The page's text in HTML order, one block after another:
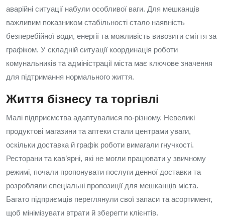
аварійні ситуації набули особливої ваги. Для мешканців
важливим показником стабільності стало наявність
безперебійної води, енергії та можливість вивозити сміття за
графіком. У складній ситуації координація роботи
комунальників та адміністрації міста має ключове значення
для підтримання нормального життя.
Життя бізнесу та торгівлі
Малі підприємства адаптувалися по‑різному. Невеликі
продуктові магазини та аптеки стали центрами уваги,
оскільки доставка й графік роботи вимагали гнучкості.
Ресторани та кав’ярні, які не могли працювати у звичному
режимі, почали пропонувати послуги денної доставки та
розробляли спеціальні пропозиції для мешканців міста.
Багато підприємців переглянули свої запаси та асортимент,
щоб мінімізувати втрати й зберегти клієнтів.